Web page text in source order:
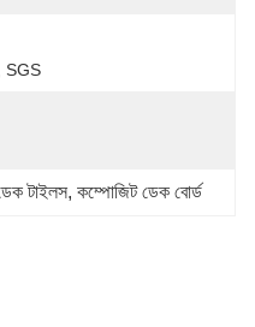
SGS
টাইলস, কম্পোজিট ডেক বোর্ড